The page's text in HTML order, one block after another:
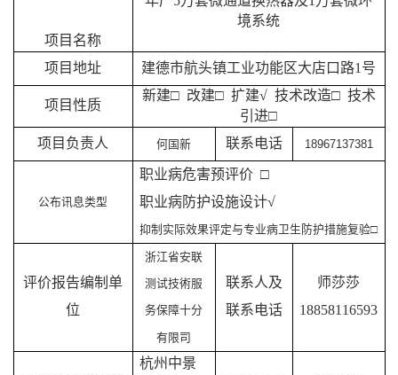
项目名称
境系统
项目地址 建德市航头镇工业功能区大店口路1号
项目性质
新建□ 改建□ 扩建√ 技术改造□ 技术
引进□
项目负责人
何国新 联系电话 18967137381
公布讯息类型
职业病危害预评价 □
职业病防护设施设计√
抑制实际效果评定与专业病卫生防护措施复验□
评价报告编制单
位
浙江省安联
测试技術服
务保障十分
有限司
联系人及
联系电话
师莎莎
18858116593
杭州中景